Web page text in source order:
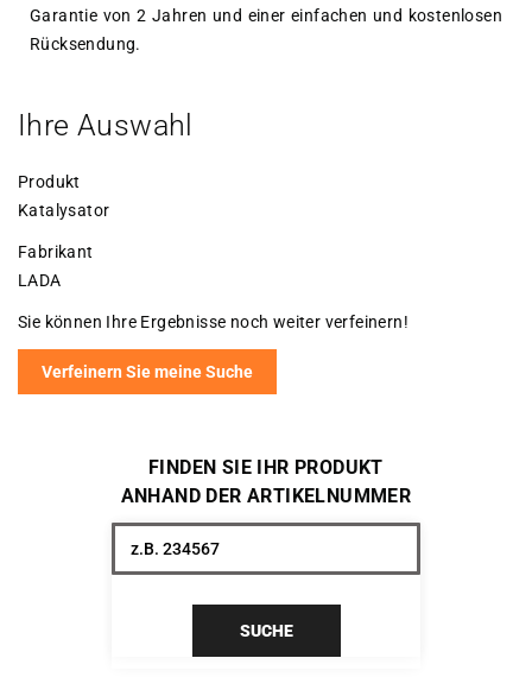
Garantie von 2 Jahren und einer einfachen und kostenlosen
Rücksendung.
Ihre Auswahl
Produkt
Katalysator
Fabrikant
LADA
Sie können Ihre Ergebnisse noch weiter verfeinern!
Verfeinern Sie meine Suche
FINDEN SIE IHR PRODUKT
ANHAND DER ARTIKELNUMMER
SUCHE